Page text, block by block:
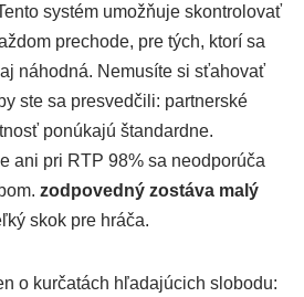
systém umožňuje skontrolovať
prechode, pre tých, ktorí sa
náhodná. Nemusíte si sťahovať
ste sa presvedčili: partnerské
ponúkajú štandardne.
ani pri RTP 98% sa neodporúča
zodpovedný zostáva malý
skok pre hráča.
o kurčatách hľadajúcich slobodu: